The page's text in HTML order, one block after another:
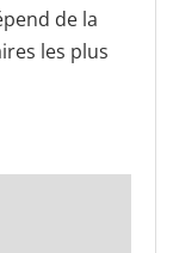
de la
les plus